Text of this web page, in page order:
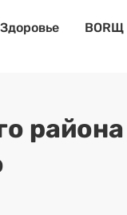
Здоровье BORЩ
района